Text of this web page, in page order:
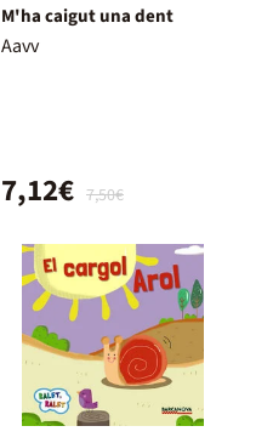
M'ha caigut una dent
Aavv
7,50€
7,12€